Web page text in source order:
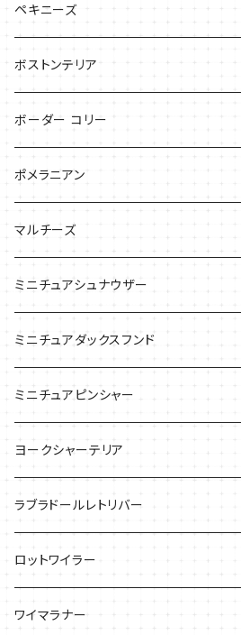
ケース
バッグ
ケース
バッグ
ケース
ペキニーズ
ケース
Tシャツ
バッグ
ボストンテリア
Tシャツ
バッグ
ケース
ボーダー コリー
Tシャツ
バッグ
ケース
ポメラニアン
Tシャツ
ケース
バッグ
マルチーズ
ケース
ミニチュアシュナウザー
Tシャツ
バッグ
ケース
ミニチュアダックスフンド
Ｔシャツ
バッグ
雑貨
ケース
ミニチュアピンシャー
ケース
ヨークシャーテリア
Tシャツ
バッグ
ケース
ラブラドールレトリバー
Ｔシャツ
バッグ
ロットワイラー
Tシャツ
ワイマラナー